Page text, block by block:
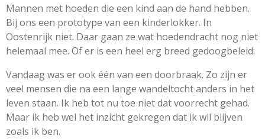
Mannen met hoeden die een kind aan de hand hebben.
Bij ons een prototype van een kinderlokker. In
Oostenrijk niet. Daar gaan ze wat hoedendracht nog niet
helemaal mee. Of er is een heel erg breed gedoogbeleid.
Vandaag was er ook één van een doorbraak. Zo zijn er
veel mensen die na een lange wandeltocht anders in het
leven staan. Ik heb tot nu toe niet dat voorrecht gehad.
Maar ik heb wel het inzicht gekregen dat ik wil blijven
zoals ik ben.